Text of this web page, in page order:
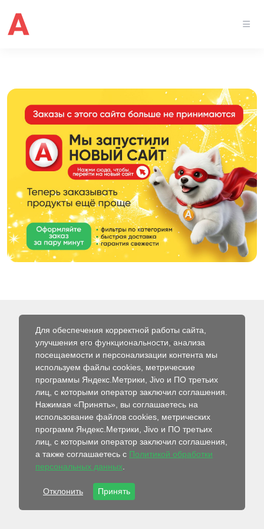
© 2026 Интернет-магазин Абсолют
Для обеспечения корректной работы сайта,
улучшения его функциональности, анализа
посещаемости и персонализации контента мы
используем файлы cookies, метрические
программы Яндекс.Метрики, Jivo и ПО третьих
лиц, с которыми оператор заключил соглашения.
Нажимая «Принять», вы соглашаетесь на
использование файлов cookies, метрических
программ Яндекс.Метрики, Jivo и ПО третьих
лиц, с которыми оператор заключил соглашения,
а также соглашаетесь с Политикой обработки
персональных данных
Отклонить Принять